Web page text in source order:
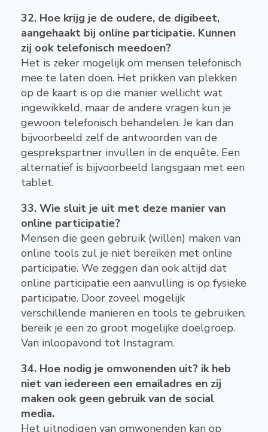
32. Hoe krijg je de oudere, de digibeet,
aangehaakt bij online participatie. Kunnen
zij ook telefonisch meedoen?
Het is zeker mogelijk om mensen telefonisch
mee te laten doen. Het prikken van plekken
op de kaart is op die manier wellicht wat
ingewikkeld, maar de andere vragen kun je
gewoon telefonisch behandelen. Je kan dan
bijvoorbeeld zelf de antwoorden van de
gesprekspartner invullen in de enquête. Een
alternatief is bijvoorbeeld langsgaan met een
tablet.
33. Wie sluit je uit met deze manier van
online participatie?
Mensen die geen gebruik (willen) maken van
online tools zul je niet bereiken met online
participatie. We zeggen dan ook altijd dat
online participatie een aanvulling is op fysieke
participatie. Door zoveel mogelijk
verschillende manieren en tools te gebruiken,
bereik je een zo groot mogelijke doelgroep.
Van inloopavond tot Instagram.
34. Hoe nodig je omwonenden uit? ik heb
niet van iedereen een emailadres en zij
maken ook geen gebruik van de social
media.
Het uitnodigen van omwonenden kan op